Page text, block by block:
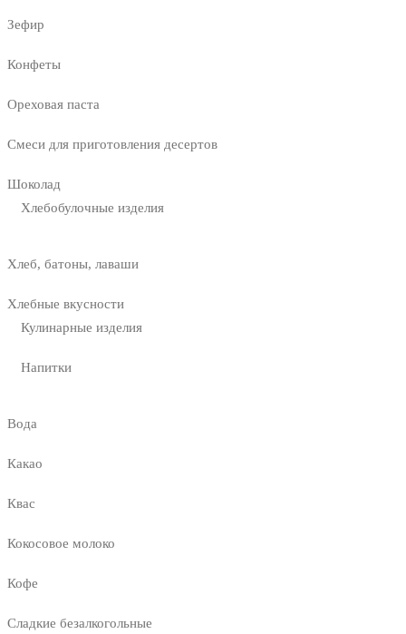
Зефир
Конфеты
Ореховая паста
Смеси для приготовления десертов
Шоколад
Хлебобулочные изделия
Хлеб, батоны, лаваши
Хлебные вкусности
Кулинарные изделия
Напитки
Вода
Какао
Квас
Кокосовое молоко
Кофе
Сладкие безалкогольные